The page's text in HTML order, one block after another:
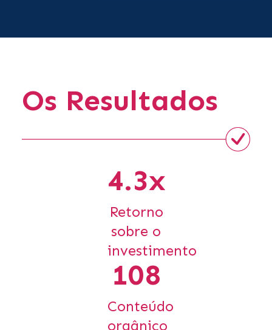
Os Resultados
4.3x
Retorno
sobre o
investimento
108
Conteúdo
orgânico